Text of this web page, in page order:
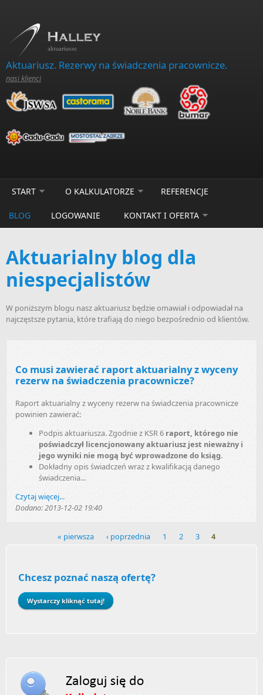
Aktuariusz. Rezerwy na świadczenia pracownicze.
nasi klienci
START O KALKULATORZE REFERENCJE
BLOG LOGOWANIE KONTAKT I OFERTA
Aktuarialny blog dla
niespecjalistów
W poniższym blogu nasz aktuariusz będzie omawiał i odpowiadał na
najczęstsze pytania, które trafiają do niego bezpośrednio od klientów.
Co musi zawierać raport aktuarialny z wyceny
rezerw na świadczenia pracownicze?
Raport aktuarialny z wyceny rezerw na świadczenia pracownicze
powinien zawierać:
Podpis aktuariusza. Zgodnie z KSR 6 raport, którego nie
poświadczył licencjonowany aktuariusz jest nieważny i
jego wyniki nie mogą być wprowadzone do ksiąg.
Dokładny opis świadczeń wraz z kwalifikacją danego
świadczenia...
Czytaj więcej...
Dodano:2013-12-02 19:40
« pierwsza ‹ poprzednia 1 2 3 4
Chcesz poznać naszą ofertę?
Wystarczy kliknąć tutaj!